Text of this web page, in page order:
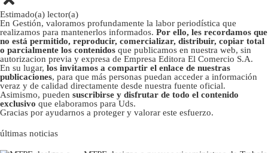
Estimado(a) lector(a)
En Gestión, valoramos profundamente la labor periodística que
realizamos para mantenerlos informados. Por ello, les recordamos que
no está permitido, reproducir, comercializar, distribuir, copiar total
o parcialmente los contenidos que publicamos en nuestra web, sin
autorizacion previa y expresa de Empresa Editora El Comercio S.A.
En su lugar, los invitamos a compartir el enlace de nuestras
publicaciones, para que más personas puedan acceder a información
veraz y de calidad directamente desde nuestra fuente oficial.
Asimismo, pueden suscribirse y disfrutar de todo el contenido
exclusivo que elaboramos para Uds.
Gracias por ayudarnos a proteger y valorar este esfuerzo.
últimas noticias